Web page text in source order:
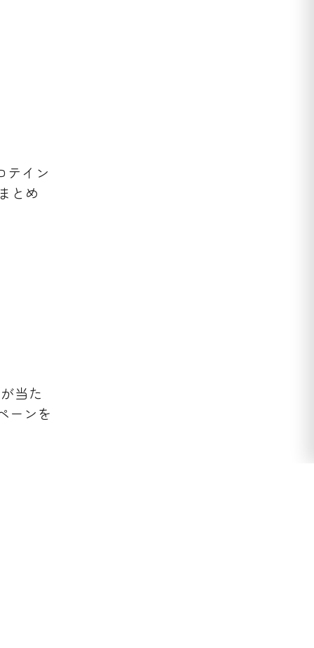
テイン
とめ
当た
ーンを